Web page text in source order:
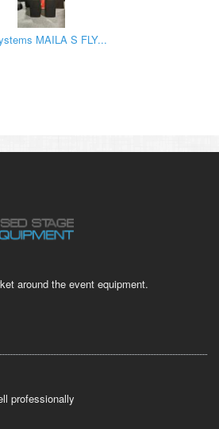
MAILA S FLY...
around the event equipment.
professionally